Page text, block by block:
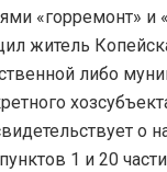
«горремонт» и
житель
либо
о
1 и 20 части